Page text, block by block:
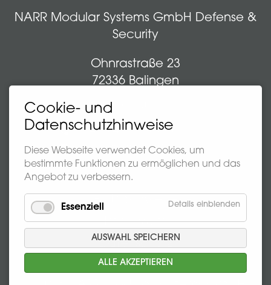
NARR Modular Systems GmbH Defense &
Security
Ohnrastraße 23
72336 Balingen
+49 7433 9907-0
info@narr-crm.de
Navigation
überspringen
Bildnachweise
Impressum
Datenschutz
Cookie- und
Datenschutzhinweise
Diese Webseite verwendet Cookies, um
bestimmte Funktionen zu ermöglichen und das
Angebot zu verbessern.
Essenziell Details einblenden
AUSWAHL SPEICHERN
ALLE AKZEPTIEREN